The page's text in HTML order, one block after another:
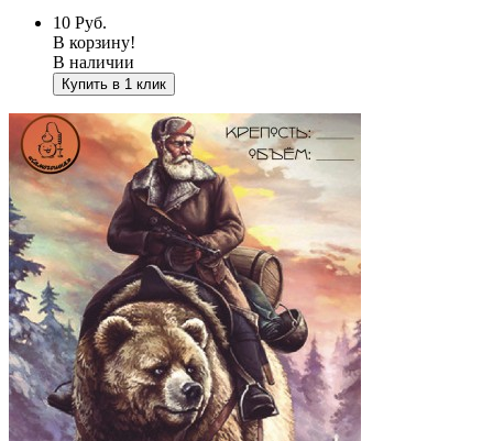
10 Руб.
В корзину!
В наличии
Купить в 1 клик